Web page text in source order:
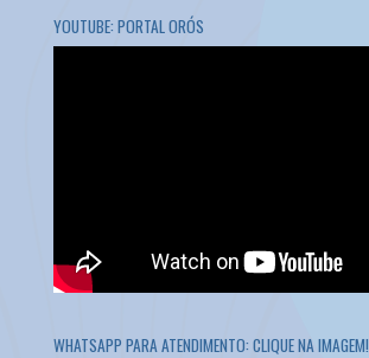
YOUTUBE: PORTAL ORÓS
WHATSAPP PARA ATENDIMENTO: CLIQUE NA IMAGEM!